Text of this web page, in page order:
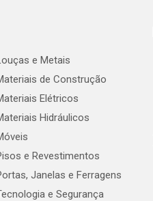
e Metais
de Construção
Elétricos
Hidráulicos
e Revestimentos
Janelas e Ferragens
e Segurança